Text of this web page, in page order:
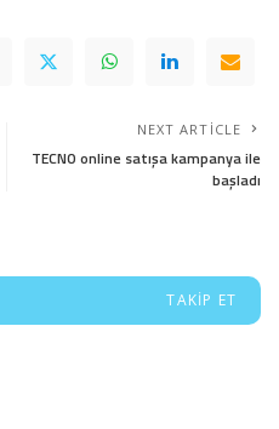
NEXT ARTICLE
TECNO online satışa kampanya ile
başladı
TAKIP ET